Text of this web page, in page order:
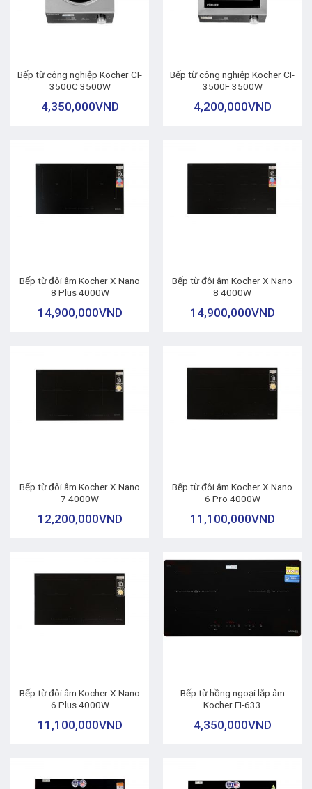
Bếp từ công nghiệp Kocher CI-
3500C 3500W
4,350,000VND
Bếp từ công nghiệp Kocher CI-
3500F 3500W
4,200,000VND
Bếp từ đôi âm Kocher X Nano
8 Plus 4000W
14,900,000VND
Bếp từ đôi âm Kocher X Nano
8 4000W
14,900,000VND
Bếp từ đôi âm Kocher X Nano
7 4000W
12,200,000VND
Bếp từ đôi âm Kocher X Nano
6 Pro 4000W
11,100,000VND
Bếp từ đôi âm Kocher X Nano
6 Plus 4000W
11,100,000VND
Bếp từ hồng ngoại lắp âm
Kocher EI-633
4,350,000VND